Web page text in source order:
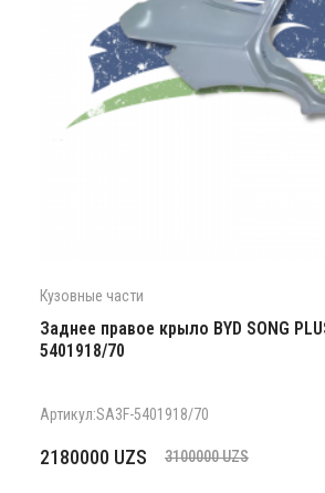
Кузовные части
Заднее правое крыло BYD SONG
5401918/70
Артикул:SA3F-5401918/70
3100000UZS
Первоначальная
2180000 UZS
Текущая